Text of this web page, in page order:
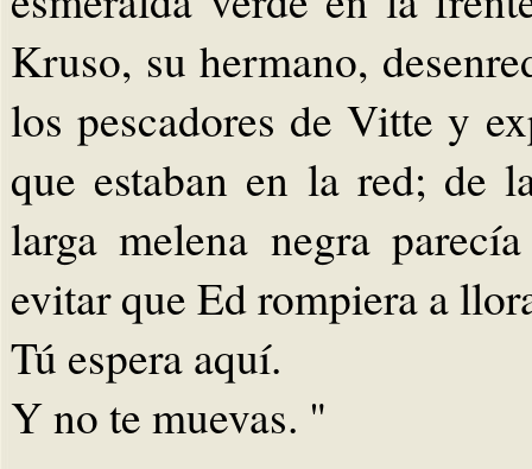
Kruso, su hermano,
los pescadores de Vitte y
que estaban en la red; de
larga melena negra
evitar que Ed rompiera a
Tú espera aquí.
Y no te muevas. "